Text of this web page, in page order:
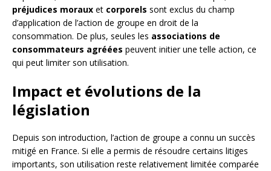
préjudices moraux et corporels sont exclus du champ
d’application de l’action de groupe en droit de la
consommation. De plus, seules les associations de
consommateurs agréées peuvent initier une telle action, ce
qui peut limiter son utilisation.
Impact et évolutions de la
législation
Depuis son introduction, l’action de groupe a connu un succès
mitigé en France. Si elle a permis de résoudre certains litiges
importants, son utilisation reste relativement limitée comparée